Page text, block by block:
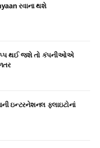
રવાના થશે
થઈ જશે તો કંપનીઓએ
ઇન્ટરનેશનલ ફ્લાઇટોનાં